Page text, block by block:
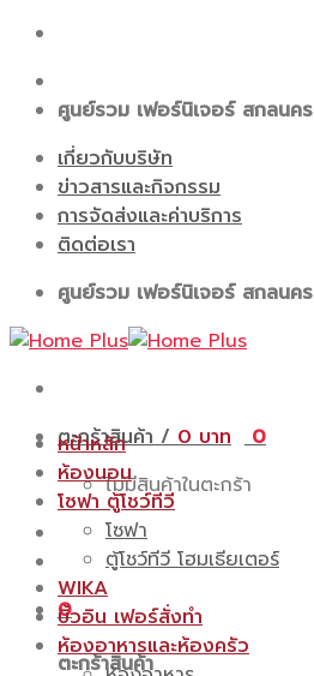
Skip
content
ศูนย์รวม เฟอร์นิเจอร์ สกลนคร
เกี่ยวกับบริษัท
ข่าวสารและกิจกรรม
การจัดส่งและค่าบริการ
ติดต่อเรา
ศูนย์รวม เฟอร์นิเจอร์ สกลนคร
ตะกร้าสินค้า /0
0
ไม่มีสินค้าในตะกร้า
0
ตะกร้าสินค้า
หน้าหลัก
ห้องนอน
โซฟา ตู้โชว์ทีวี
โซฟา
ตู้โชว์ทีวี โฮมเธียเตอร์
WIKA
บิ้วอิน เฟอร์สั่งทำ
ห้องอาหารและห้องครัว